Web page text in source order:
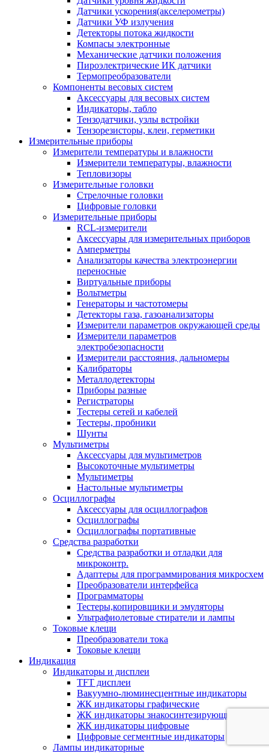
Датчики ускорения(акселерометры)
Датчики УФ излучения
Детекторы потока жидкости
Компасы электронные
Механические датчики положения
Пироэлектрические ИК датчики
Термопреобразователи
Компоненты весовых систем
Аксессуары для весовых систем
Индикаторы, табло
Тензодатчики, узлы встройки
Тензорезисторы, клеи, герметики
Измерительные приборы
Измерители температуры и влажности
Измерители температуры, влажности
Тепловизоры
Измерительные головки
Стрелочные головки
Цифровые головки
Измерительные приборы
RCL-измерители
Аксессуары для измерительных приборов
Амперметры
Анализаторы качества электроэнергии
переносные
Виртуальные приборы
Вольтметры
Генераторы и частотомеры
Детекторы газа, газоанализаторы
Измерители параметров окружающей среды
Измерители параметров
электробезопасности
Измерители расстояния, дальномеры
Калибраторы
Металлодетекторы
Приборы разные
Регистраторы
Тестеры сетей и кабелей
Тестеры, пробники
Шунты
Мультиметры
Аксессуары для мультиметров
Высокоточные мультиметры
Мультиметры
Настольные мультиметры
Осциллографы
Аксессуары для осциллографов
Осциллографы
Осциллографы портативные
Средства разработки
Cредства разработки и отладки для
микроконтр.
Адаптеры для программирования микросхем
Преобразователи интерфейса
Программаторы
Тестеры,копировщики и эмуляторы
Ультрафиолетовые стиратели и лампы
Токовые клещи
Преобразователи тока
Токовые клещи
Индикация
Индикаторы и дисплеи
TFT дисплеи
Вакуумно-люминесцентные индикаторы
ЖК индикаторы графические
ЖК индикаторы знакосинтезирующие
ЖК индикаторы цифровые
Цифровые сегментные индикаторы
Лампы индикаторные